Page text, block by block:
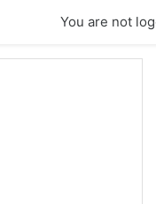
You are not